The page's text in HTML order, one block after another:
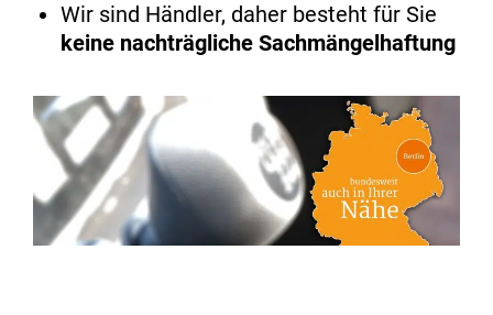
Wir sind Händler, daher besteht für Sie
keine nachträgliche Sachmängelhaftung